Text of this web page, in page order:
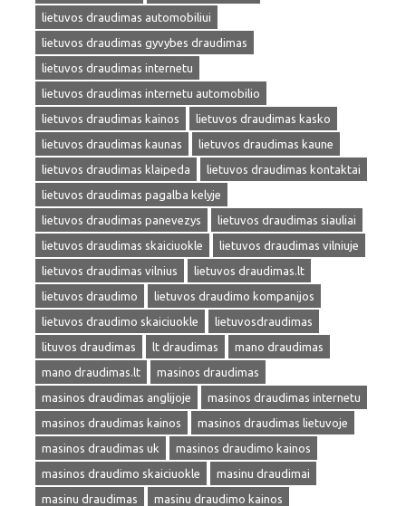
lietuvos draudimas automobiliui
lietuvos draudimas gyvybes draudimas
lietuvos draudimas internetu
lietuvos draudimas internetu automobilio
lietuvos draudimas kainos
lietuvos draudimas kasko
lietuvos draudimas kaunas
lietuvos draudimas kaune
lietuvos draudimas klaipeda
lietuvos draudimas kontaktai
lietuvos draudimas pagalba kelyje
lietuvos draudimas panevezys
lietuvos draudimas siauliai
lietuvos draudimas skaiciuokle
lietuvos draudimas vilniuje
lietuvos draudimas vilnius
lietuvos draudimas.lt
lietuvos draudimo
lietuvos draudimo kompanijos
lietuvos draudimo skaiciuokle
lietuvosdraudimas
lituvos draudimas
lt draudimas
mano draudimas
mano draudimas.lt
masinos draudimas
masinos draudimas anglijoje
masinos draudimas internetu
masinos draudimas kainos
masinos draudimas lietuvoje
masinos draudimas uk
masinos draudimo kainos
masinos draudimo skaiciuokle
masinu draudimai
masinu draudimas
masinu draudimo kainos